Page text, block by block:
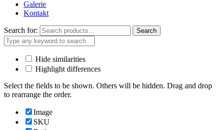
Galerie
Kontakt
Search for: Search
Hide similarities
Highlight differences
Select the fields to be shown. Others will be hidden. Drag and drop
to rearrange the order.
Image
SKU